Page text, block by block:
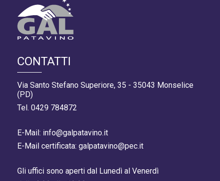
CONTATTI
Via Santo Stefano Superiore, 35 - 35043 Monselice
(PD)
Tel. 0429 784872
E-Mail: info@galpatavino.it
E-Mail certificata: galpatavino@pec.it
Gli uffici sono aperti dal Lunedì al Venerdì